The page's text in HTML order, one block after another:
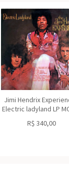
Jimi Hendrix
Electric ladyland LP
R$ 340,00